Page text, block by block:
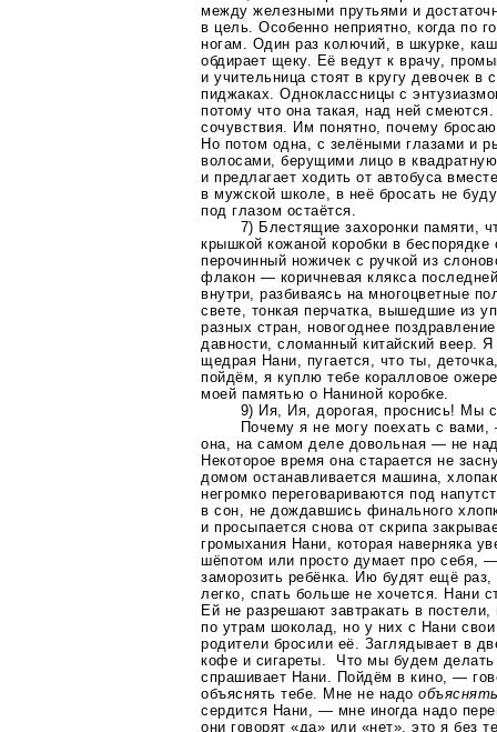
между железными прутьями и
в цель. Особенно неприятно, когда по
ногам. Один раз колючий, в шкурке,
обдирает щеку. Её ведут к врачу,
и учительница стоят в кругу девочек
пиджаках. Одноклассницы с
потому что она такая, над ней
сочувствия. Им понятно, почему
Но потом одна, с зелёными глазами и
волосами, берущими лицо в
и предлагает ходить от автобуса
в мужской школе, в неё бросать не
под глазом остаётся.
7) Блестящие захоронки памяти,
крышкой кожаной коробки в беспорядке
перочинный ножичек с ручкой из
флакон — коричневая клякса
внутри, разбиваясь на многоцветные
свете, тонкая перчатка, вышедшие из
разных стран, новогоднее
давности, сломанный китайский веер.
щедрая Нани, пугается, что ты,
пойдём, я куплю тебе коралловое
моей памятью о Наниной коробке.
9) Ия, Ия, дорогая, проснись! Мы
Почему я не могу поехать с
она, на самом деле довольная — не
Некоторое время она старается не
домом останавливается машина,
негромко переговариваются под
в сон, не дождавшись финального
и просыпается снова от скрипа
громыхания Нани, которая наверняка
шёпотом или просто думает про себя,
заморозить ребёнка. Ию будят ещё раз,
легко, спать больше не хочется. Нани
Ей не разрешают завтракать в
по утрам шоколад, но у них с Нани
родители бросили её. Заглядывает в
кофе и сигареты. Что мы будем
спрашивает Нани. Пойдём в кино, —
объяснять тебе. Мне не надо
сердится Нани, — мне иногда надо
они говорят «да» или «нет», это я без